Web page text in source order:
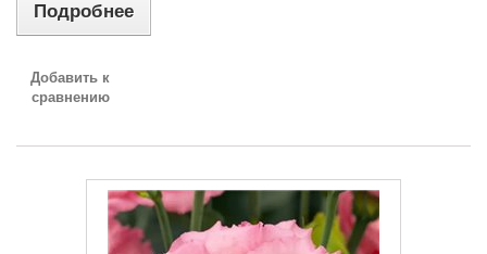
Подробнее
Добавить к
сравнению